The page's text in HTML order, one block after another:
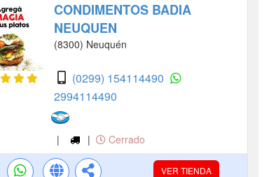
CONDIMENTOS BADIA
NEUQUEN
(8300) Neuquén
(0299) 154114490
2994114490
| | Cerrado
VER TIENDA